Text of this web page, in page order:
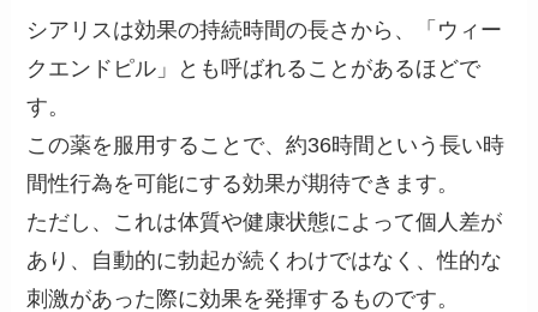
シアリスは効果の持続時間の長さから、「ウィー
クエンドピル」とも呼ばれることがあるほどで
す。
この薬を服用することで、約36時間という長い時
間性行為を可能にする効果が期待できます。
ただし、これは体質や健康状態によって個人差が
あり、自動的に勃起が続くわけではなく、性的な
刺激があった際に効果を発揮するものです。